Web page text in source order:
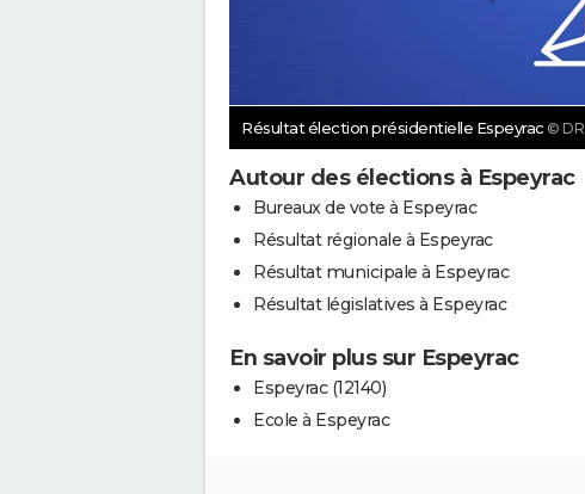
Résultat élection présidentielle Espeyrac © DR
Autour des élections à Espeyrac
Bureaux de vote à Espeyrac
Résultat régionale à Espeyrac
Résultat municipale à Espeyrac
Résultat législatives à Espeyrac
En savoir plus sur Espeyrac
Espeyrac (12140)
Ecole à Espeyrac